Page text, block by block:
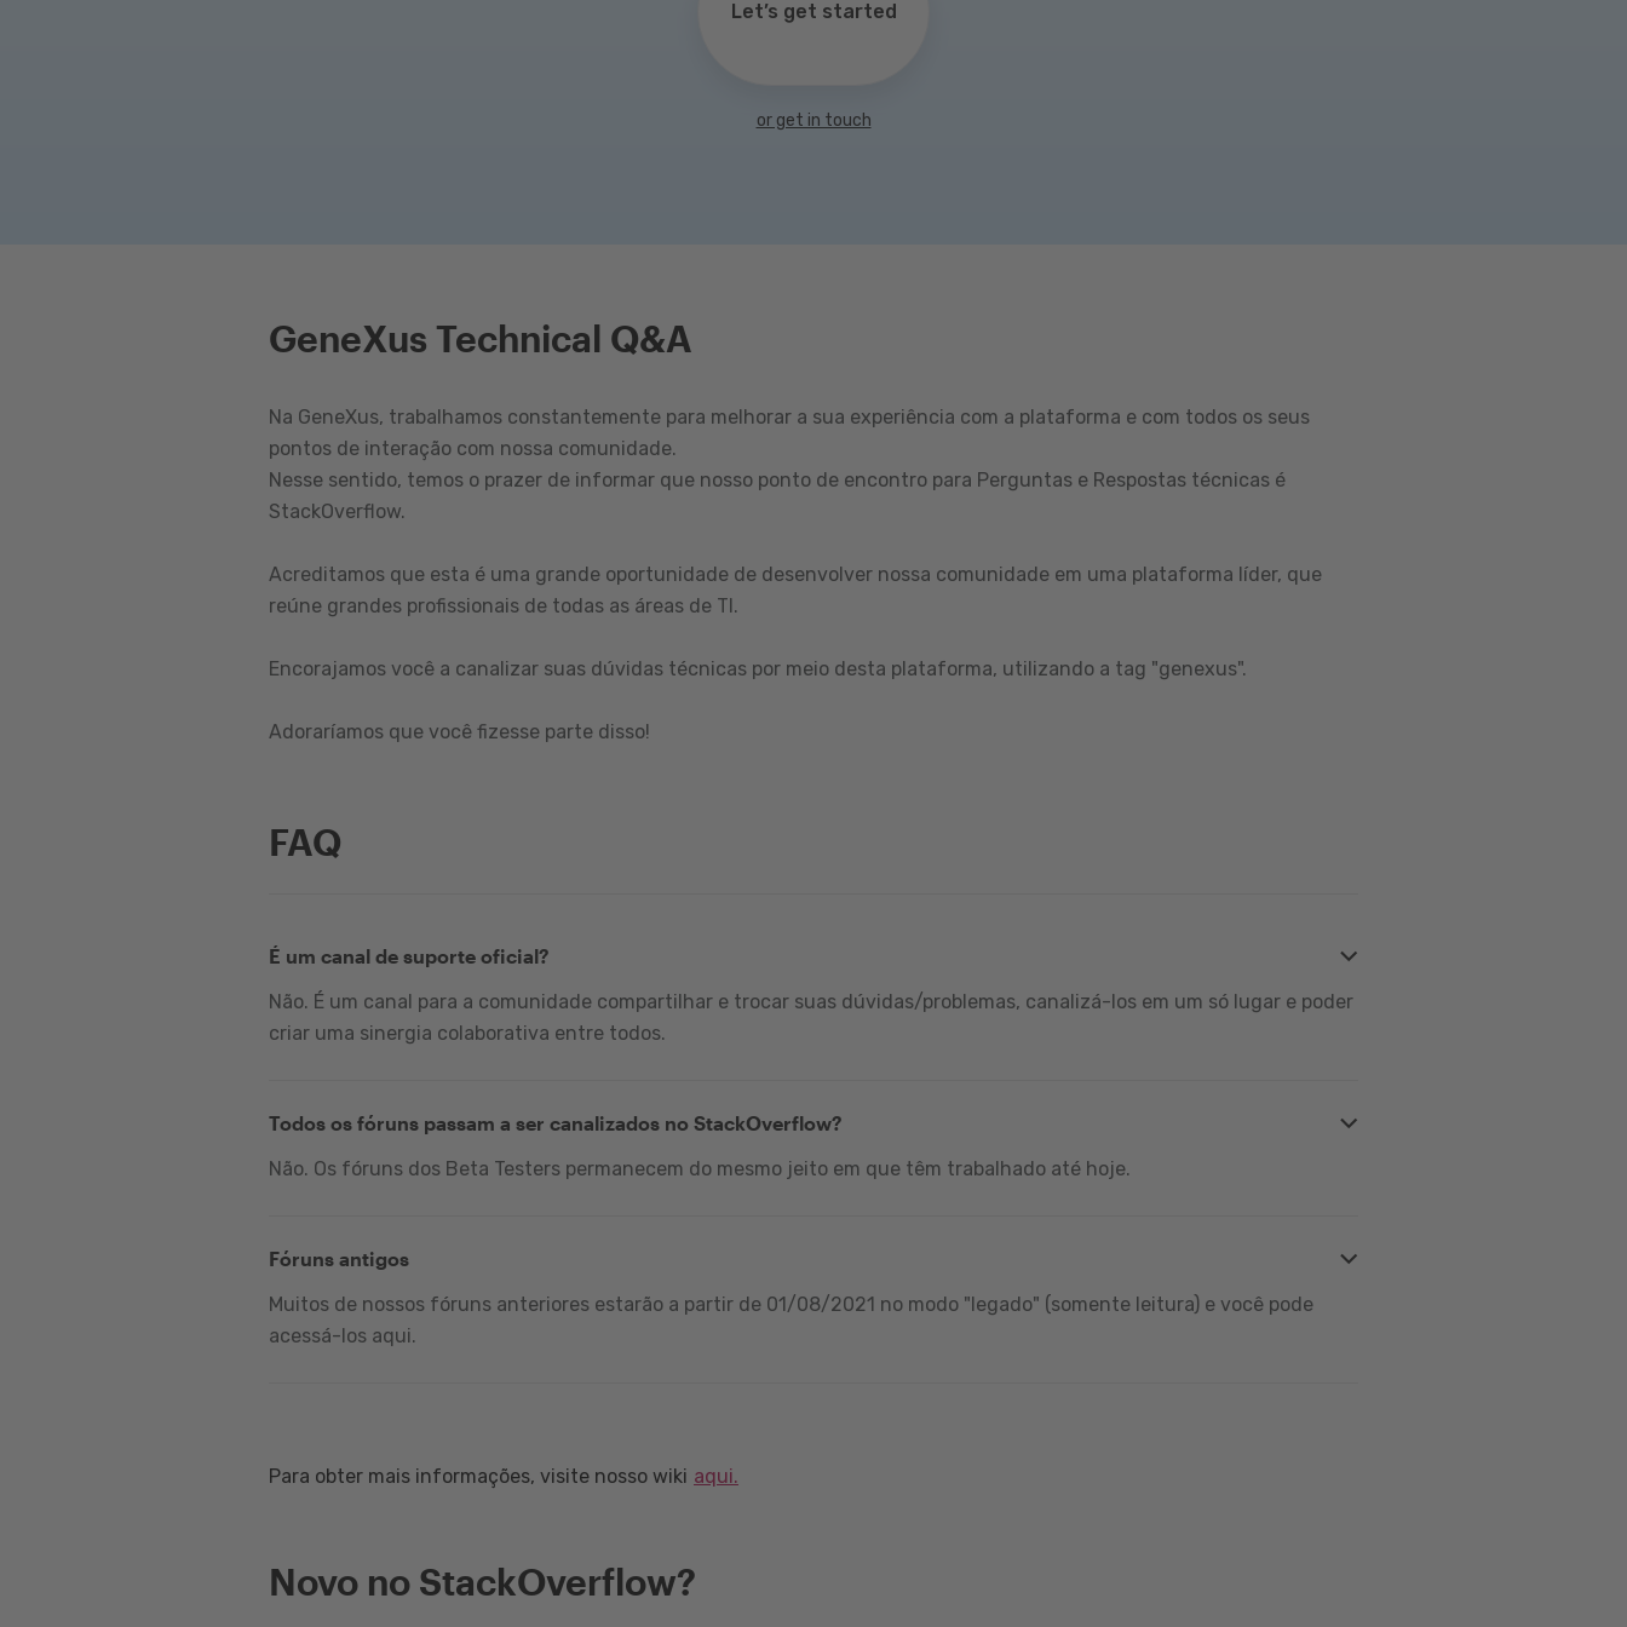
Let’s get started
or get in touch
GeneXus Technical Q&A
Na GeneXus, trabalhamos constantemente para melhorar a sua experiência com a plataforma e com todos os seus
pontos de interação com nossa comunidade.
Nesse sentido, temos o prazer de informar que nosso ponto de encontro para Perguntas e Respostas técnicas é
StackOverflow.
Acreditamos que esta é uma grande oportunidade de desenvolver nossa comunidade em uma plataforma líder, que
reúne grandes profissionais de todas as áreas de TI.
Encorajamos você a canalizar suas dúvidas técnicas por meio desta plataforma, utilizando a tag "genexus".
Adoraríamos que você fizesse parte disso!
FAQ
É um canal de suporte oficial?
Não. É um canal para a comunidade compartilhar e trocar suas dúvidas/problemas, canalizá-los em um só lugar e poder
criar uma sinergia colaborativa entre todos.
Todos os fóruns passam a ser canalizados no StackOverflow?
Não. Os fóruns dos Beta Testers permanecem do mesmo jeito em que têm trabalhado até hoje.
Fóruns antigos
Muitos de nossos fóruns anteriores estarão a partir de 01/08/2021 no modo "legado" (somente leitura) e você pode
acessá-los aqui.
Para obter mais informações, visite nosso wiki aqui.
Novo no StackOverflow?